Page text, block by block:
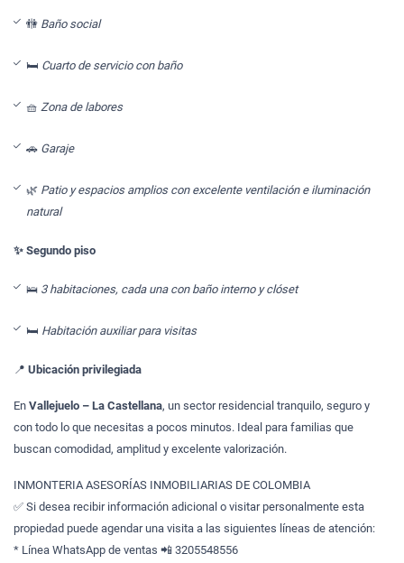
🚻 Baño social
🛏️ Cuarto de servicio con baño
🧺 Zona de labores
🚗 Garaje
🌿 Patio y espacios amplios con excelente ventilación e iluminación
natural
✨ Segundo piso
🛌 3 habitaciones, cada una con baño interno y clóset
🛏️ Habitación auxiliar para visitas
📍 Ubicación privilegiada
En Vallejuelo – La Castellana, un sector residencial tranquilo, seguro y
con todo lo que necesitas a pocos minutos. Ideal para familias que
buscan comodidad, amplitud y excelente valorización.
INMONTERIA ASESORÍAS INMOBILIARIAS DE COLOMBIA
✅ Si desea recibir información adicional o visitar personalmente esta
propiedad puede agendar una visita a las siguientes líneas de atención:
* Línea WhatsApp de ventas 📲 3205548556